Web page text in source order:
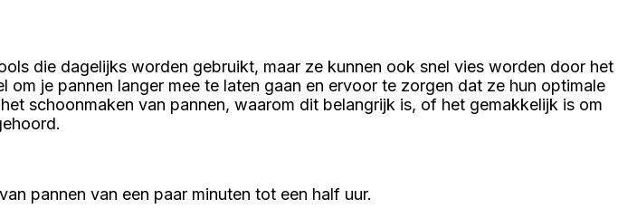
die dagelijks worden gebruikt, maar ze kunnen ook snel vies worden door het
je pannen langer mee te laten gaan en ervoor te zorgen dat ze hun optimale
schoonmaken van pannen, waarom dit belangrijk is, of het gemakkelijk is om
pannen van een paar minuten tot een half uur.